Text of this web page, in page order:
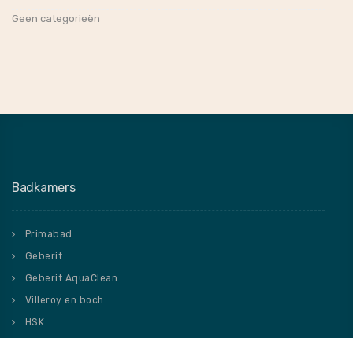
Geen categorieën
Badkamers
Primabad
Geberit
Geberit AquaClean
Villeroy en boch
HSK